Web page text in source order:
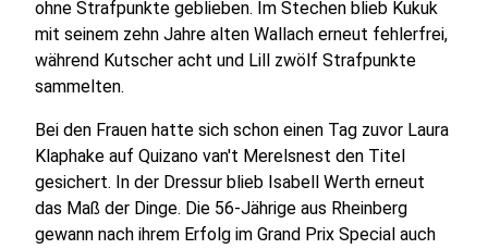
ohne Strafpunkte geblieben. Im Stechen blieb Kukuk
mit seinem zehn Jahre alten Wallach erneut fehlerfrei,
während Kutscher acht und Lill zwölf Strafpunkte
sammelten.
Bei den Frauen hatte sich schon einen Tag zuvor Laura
Klaphake auf Quizano van't Merelsnest den Titel
gesichert. In der Dressur blieb Isabell Werth erneut
das Maß der Dinge. Die 56-Jährige aus Rheinberg
gewann nach ihrem Erfolg im Grand Prix Special auch